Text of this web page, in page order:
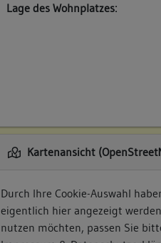
Lage des Wohnplatzes:
Kartenansicht
Durch Ihre Cookie-Auswahl
eigentlich hier angezeigt
nutzen möchten, passen Sie